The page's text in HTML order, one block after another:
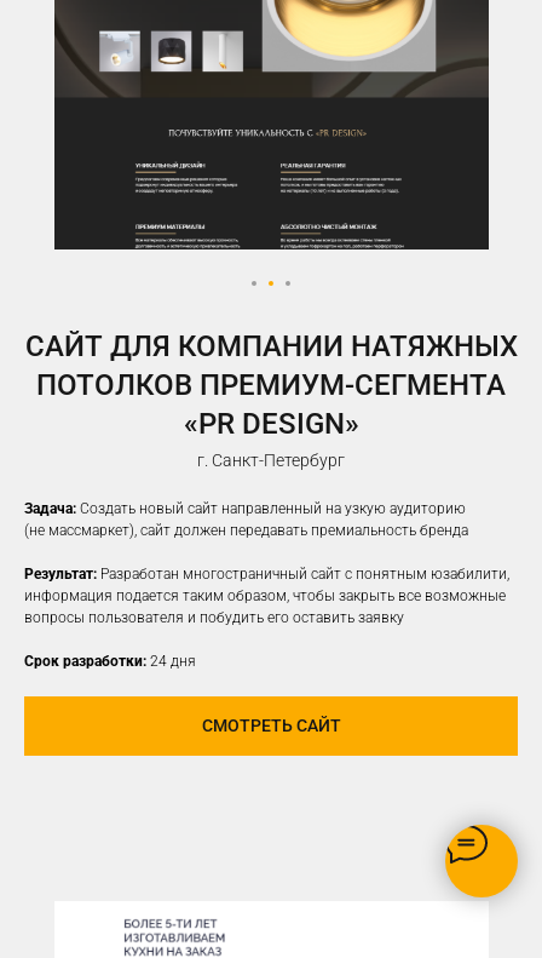
САЙТ ДЛЯ КОМПАНИИ НАТЯЖНЫХ
ПОТОЛКОВ ПРЕМИУМ-СЕГМЕНТА
«PR DESIGN»
г. Санкт-Петербург
Задача: Создать новый сайт направленный на узкую аудиторию
(не массмаркет), сайт должен передавать премиальность бренда
Результат: Разработан многостраничный сайт с понятным юзабилити,
информация подается таким образом, чтобы закрыть все возможные
вопросы пользователя и побудить его оставить заявку
Срок разработки: 24 дня
СМОТРЕТЬ САЙТ
ВКонтакте Telegram
НАСТРОИМ
ТАРГЕТИРОВАННУЮ
РЕКЛАМУ НА ВАШУ ЦА
ОПТИМИЗАЦИЯ БЮДЖЕТА,